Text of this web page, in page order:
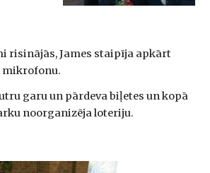
risinājās, James staipīja apkārt
mikrofonu.
garu un pārdeva biļetes un kopā
noorganizēja loteriju.